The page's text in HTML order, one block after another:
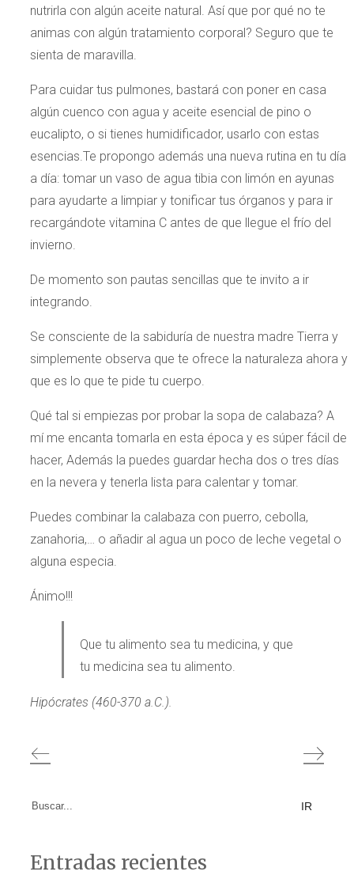
nutrirla con algún aceite natural. Así que por qué no te
animas con algún tratamiento corporal? Seguro que te
sienta de maravilla.
Para cuidar tus pulmones, bastará con poner en casa
algún cuenco con agua y aceite esencial de pino o
eucalipto, o si tienes humidificador, usarlo con estas
esencias.Te propongo además una nueva rutina en tu día
a día: tomar un vaso de agua tibia con limón en ayunas
para ayudarte a limpiar y tonificar tus órganos y para ir
recargándote vitamina C antes de que llegue el frío del
invierno.
De momento son pautas sencillas que te invito a ir
integrando.
Se consciente de la sabiduría de nuestra madre Tierra y
simplemente observa que te ofrece la naturaleza ahora y
que es lo que te pide tu cuerpo.
Qué tal si empiezas por probar la sopa de calabaza? A
mí me encanta tomarla en esta época y es súper fácil de
hacer, Además la puedes guardar hecha dos o tres días
en la nevera y tenerla lista para calentar y tomar.
Puedes combinar la calabaza con puerro, cebolla,
zanahoria,… o añadir al agua un poco de leche vegetal o
alguna especia.
Ánimo!!!
Que tu alimento sea tu medicina, y que
tu medicina sea tu alimento.
Hipócrates (460-370 a.C.).
for:
Entradas recientes